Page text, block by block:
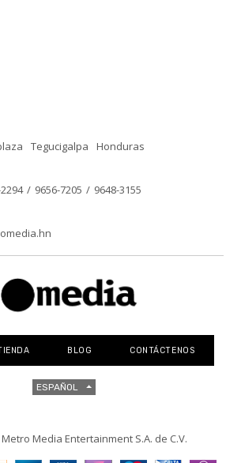
Tegucigalpa Honduras
/ 9656-7205 / 9648-3155
BLOG CONTÁCTENOS
ESPAÑOL
Metro Media Entertainment S.A. de C.V.